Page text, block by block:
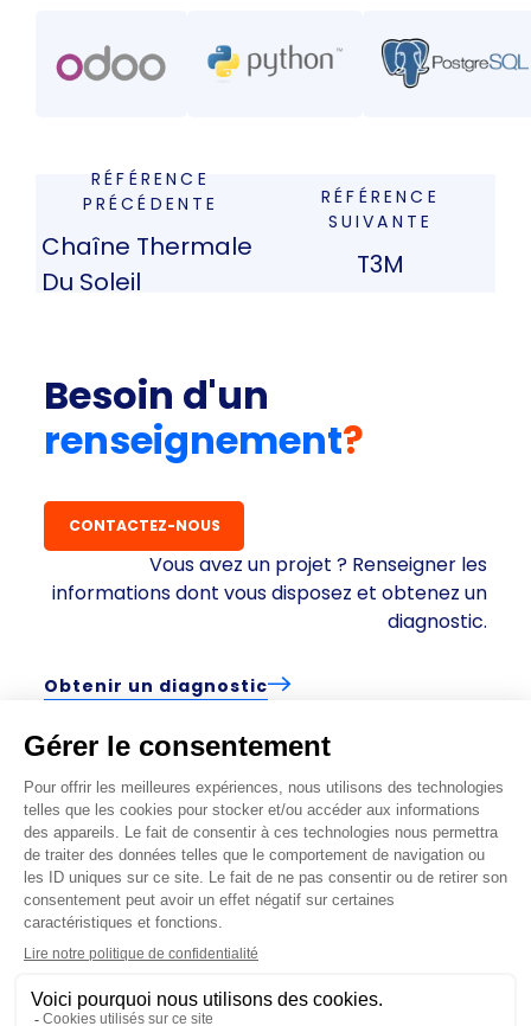
RÉFÉRENCE
PRÉCÉDENTE
Chaîne Thermale
Du Soleil
RÉFÉRENCE
SUIVANTE
T3M
Besoin d'un
renseignement?
CONTACTEZ-NOUS
Vous avez un projet ? Renseigner les
informations dont vous disposez et obtenez un
diagnostic.
Obtenir un diagnostic
+
Mentions légales |Politique de confidentialité